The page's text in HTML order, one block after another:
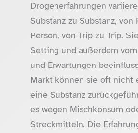
Drogenerfahrungen
Substanz zu Substanz, von
Person, von Trip zu Trip.
Setting und außerdem
und Erwartungen
Markt können sie oft nicht
eine Substanz
es wegen Mischkonsum
Streckmitteln. Die